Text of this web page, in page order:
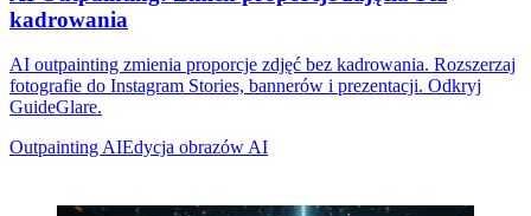
kadrowania
AI outpainting zmienia proporcje zdjęć bez kadrowania. Rozszerzaj
fotografie do Instagram Stories, bannerów i prezentacji. Odkryj
GuideGlare.
Outpainting AIEdycja obrazów AI